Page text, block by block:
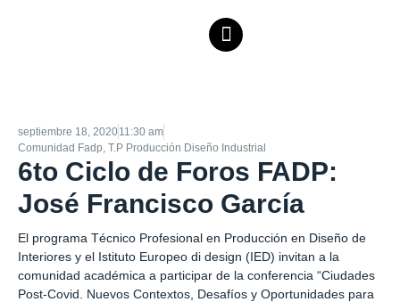
septiembre 18, 202011:30 am
Comunidad Fadp, T.P Producción Diseño Industrial
6to Ciclo de Foros FADP:
José Francisco García
El programa Técnico Profesional en Producción en Diseño de
Interiores y el Istituto Europeo di design (IED) invitan a la
comunidad académica a participar de la conferencia “Ciudades
Post-Covid. Nuevos Contextos, Desafíos y Oportunidades para